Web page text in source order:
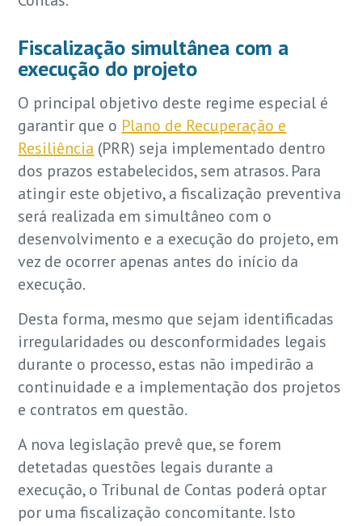
Fiscalização simultânea com a
execução do projeto
O principal objetivo deste regime especial é
garantir que o Plano de Recuperação e
Resiliência (PRR) seja implementado dentro
dos prazos estabelecidos, sem atrasos. Para
atingir este objetivo, a fiscalização preventiva
será realizada em simultâneo com o
desenvolvimento e a execução do projeto, em
vez de ocorrer apenas antes do início da
execução.
Desta forma, mesmo que sejam identificadas
irregularidades ou desconformidades legais
durante o processo, estas não impedirão a
continuidade e a implementação dos projetos
e contratos em questão.
A nova legislação prevê que, se forem
detetadas questões legais durante a
execução, o Tribunal de Contas poderá optar
por uma fiscalização concomitante. Isto